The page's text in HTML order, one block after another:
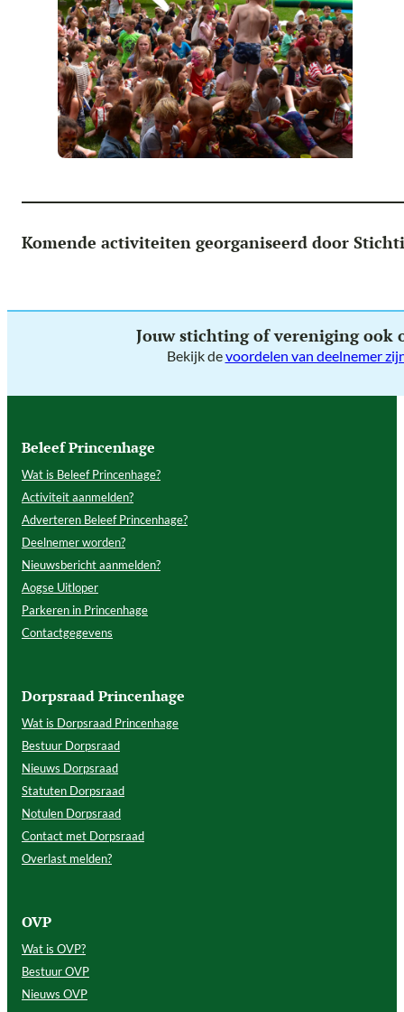
Komende activiteiten georganiseerd door
Jouw stichting of vereniging ook
Bekijk devoordelen van deelnemer
Beleef Princenhage
Wat is Beleef Princenhage?
Activiteit aanmelden?
Adverteren Beleef Princenhage?
Deelnemer worden?
Nieuwsbericht aanmelden?
Aogse Uitloper
Parkeren in Princenhage
Contactgegevens
Dorpsraad Princenhage
Wat is Dorpsraad Princenhage
Bestuur Dorpsraad
Nieuws Dorpsraad
Statuten Dorpsraad
Notulen Dorpsraad
Contact met Dorpsraad
Overlast melden?
OVP
Wat is OVP?
Bestuur OVP
Nieuws OVP